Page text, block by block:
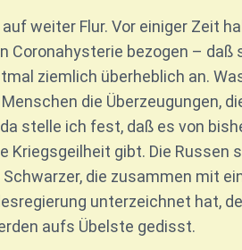
weiter Flur. Vor einiger Zeit
Coronahysterie bezogen – daß
ziemlich überheblich an.
die Überzeugungen,
stelle ich fest, daß es von
gibt. Die Russen
die zusammen mit
unterzeichnet hat,
aufs Übelste gedisst.